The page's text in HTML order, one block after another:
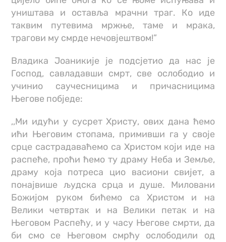
уништава и оставља мрачни траг. Ко иде
таквим путевима мржње, таме и мрака,
трагови му смрде нечовјештвом!”
Владика Јоаникије је подсјетио да нас је
Господ, савладавши смрт, све ослободио и
учинио саучесницима и причасницима
Његове побједе:
,,Ми идући у сусрет Христу, ових дана ћемо
ићи Његовим стопама, примивши га у своје
срце састрадаваћемо са Христом који иде на
распеће, проћи ћемо ту драму Неба и Земље,
драму која потреса цио васиони свијет, а
понајвише људска срца и душе. Миловани
Божијом руком бићемо са Христом и на
Велики четвртак и на Велики петак и на
Његовом Распећу, и у часу Његове смрти, да
би смо се Његовом смрћу ослободили од